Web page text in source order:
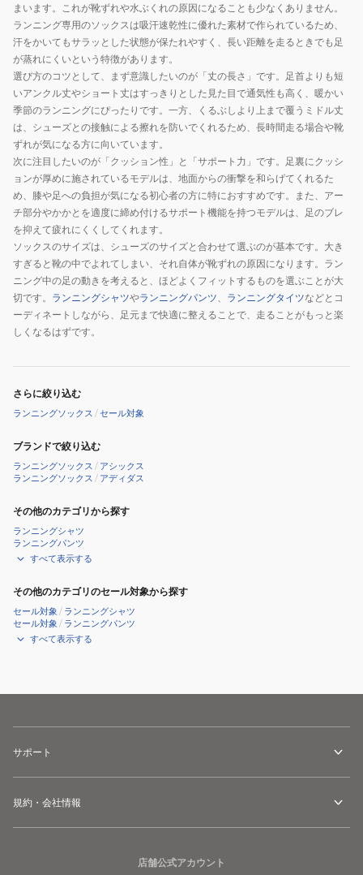
まいます。これが靴ずれや水ぶくれの原因になることも少なくありません。
ランニング専用のソックスは吸汗速乾性に優れた素材で作られているため、
汗をかいてもサラッとした状態が保たれやすく、長い距離を走るときでも足
が蒸れにくいという特徴があります。
選び方のコツとして、まず意識したいのが「丈の長さ」です。足首よりも短
いアンクル丈やショート丈はすっきりとした見た目で通気性も高く、暖かい
季節のランニングにぴったりです。一方、くるぶしより上まで覆うミドル丈
は、シューズとの接触による擦れを防いでくれるため、長時間走る場合や靴
ずれが気になる方に向いています。
次に注目したいのが「クッション性」と「サポート力」です。足裏にクッシ
ョンが厚めに施されているモデルは、地面からの衝撃を和らげてくれるた
め、膝や足への負担が気になる初心者の方に特におすすめです。また、アー
チ部分やかかとを適度に締め付けるサポート機能を持つモデルは、足のブレ
を抑えて疲れにくくしてくれます。
ソックスのサイズは、シューズのサイズと合わせて選ぶのが基本です。大き
すぎると靴の中でよれてしまい、それ自体が靴ずれの原因になります。ラン
ニング中の足の動きを考えると、ほどよくフィットするものを選ぶことが大
切です。 ランニングシャツやランニングパンツ、 ランニングタイツなどとコ
ーディネートしながら、足元まで快適に整えることで、走ることがもっと楽
しくなるはずです。
さらに絞り込む
ランニングソックス /セール対象
ブランドで絞り込む
ランニングソックス / アシックス
ランニングソックス / アディダス
その他のカテゴリから探す
ランニングシャツ
ランニングパンツ
すべて表示する
その他のカテゴリのセール対象から探す
セール対象 / ランニングシャツ
セール対象 / ランニングパンツ
すべて表示する
サポート
規約・会社情報
店舗公式アカウント